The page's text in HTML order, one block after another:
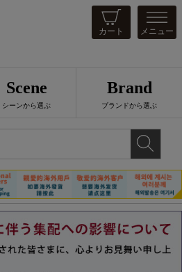
カート メニュー
Scene
シーンから選ぶ
Brand
ブランドから選ぶ